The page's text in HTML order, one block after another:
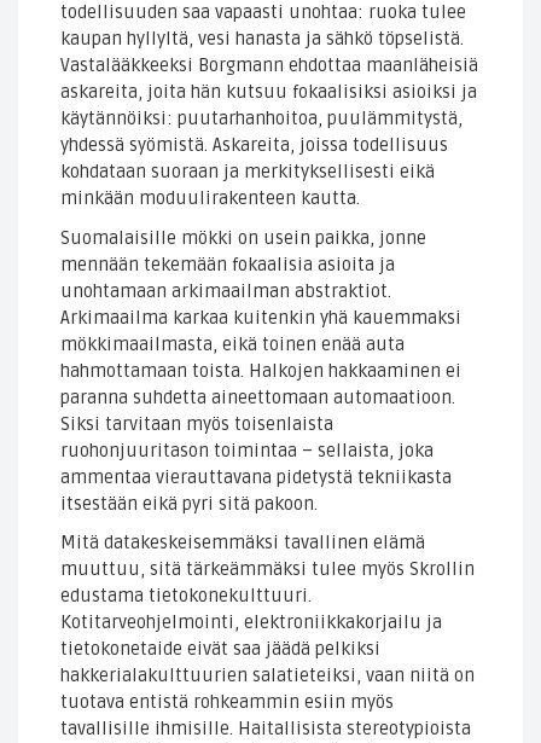
todellisuuden saa vapaasti unohtaa: ruoka tulee
kaupan hyllyltä, vesi hanasta ja sähkö töpselistä.
Vastalääkkeeksi Borgmann ehdottaa maanläheisiä
askareita, joita hän kutsuu fokaalisiksi asioiksi ja
käytännöiksi: puutarhanhoitoa, puulämmitystä,
yhdessä syömistä. Askareita, joissa todellisuus
kohdataan suoraan ja merkityksellisesti eikä
minkään moduulirakenteen kautta.
Suomalaisille mökki on usein paikka, jonne
mennään tekemään fokaalisia asioita ja
unohtamaan arkimaailman abstraktiot.
Arkimaailma karkaa kuitenkin yhä kauemmaksi
mökkimaailmasta, eikä toinen enää auta
hahmottamaan toista. Halkojen hakkaaminen ei
paranna suhdetta aineettomaan automaatioon.
Siksi tarvitaan myös toisenlaista
ruohonjuuritason toimintaa – sellaista, joka
ammentaa vierauttavana pidetystä tekniikasta
itsestään eikä pyri sitä pakoon.
Mitä datakeskeisemmäksi tavallinen elämä
muuttuu, sitä tärkeämmäksi tulee myös Skrollin
edustama tietokonekulttuuri.
Kotitarveohjelmointi, elektroniikkakorjailu ja
tietokonetaide eivät saa jäädä pelkiksi
hakkerialakulttuurien salatieteiksi, vaan niitä on
tuotava entistä rohkeammin esiin myös
tavallisille ihmisille. Haitallisista stereotypioista